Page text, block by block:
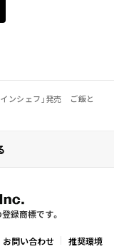
ンシェフ」発売 ご飯と
録商標です。
お問い合わせ 推奨環境